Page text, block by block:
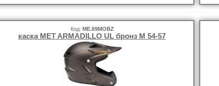
Код: ME.69MOBZ
каска MET ARMADILLO UL бронз M 54-57